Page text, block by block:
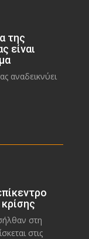
της
είναι
αναδεικνύει
στη
στις